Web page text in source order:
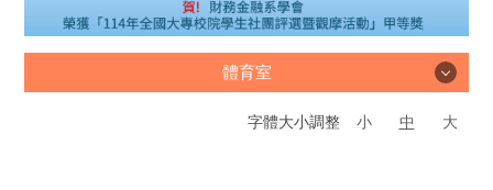
體育室
體育室
字體大小調整 小 中 大